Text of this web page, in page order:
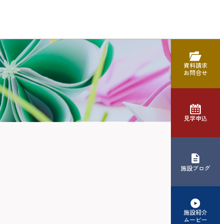
資料請求
お問合せ
見学申込
施設ブログ
施設紹介
ムービー